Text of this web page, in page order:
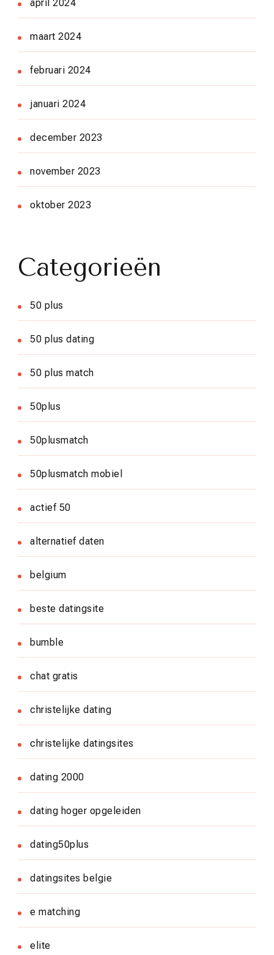
april 2024
maart 2024
februari 2024
januari 2024
december 2023
november 2023
oktober 2023
Categorieën
50 plus
50 plus dating
50 plus match
50plus
50plusmatch
50plusmatch mobiel
actief 50
alternatief daten
belgium
beste datingsite
bumble
chat gratis
christelijke dating
christelijke datingsites
dating 2000
dating hoger opgeleiden
dating50plus
datingsites belgie
e matching
elite